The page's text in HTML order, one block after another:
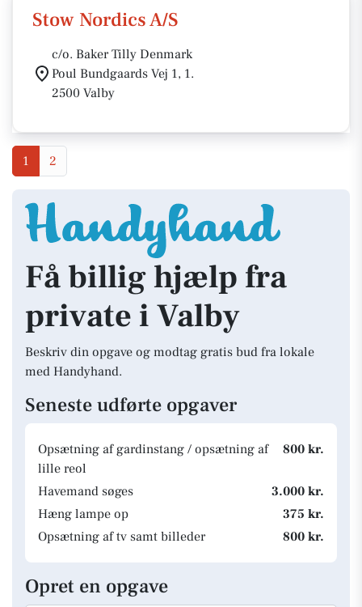
Stow Nordics A/S
c/o. Baker Tilly Denmark
Poul Bundgaards Vej 1, 1.
2500 Valby
1 2
Få billig hjælp fra
private i Valby
Beskriv din opgave og modtag gratis bud fra lokale
med Handyhand.
Seneste udførte opgaver
Opsætning af gardinstang / opsætning af
lille reol
800 kr.
Havemand søges
3.000 kr.
Hæng lampe op
375 kr.
Opsætning af tv samt billeder
800 kr.
Opret en opgave